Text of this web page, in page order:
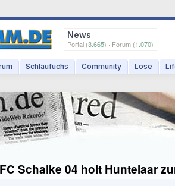
News
Portal (3.665) · Forum (1.070)
Schlaufuchs Community Lose
Schalke 04 holt Huntelaar